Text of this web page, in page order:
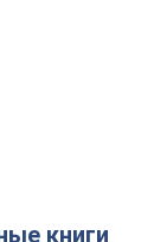
книги